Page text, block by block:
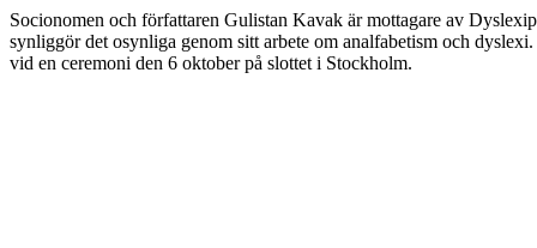
Socionomen och författaren Gulistan Kavak är mottagare av
synliggör det osynliga genom sitt arbete om analfabetism och
vid en ceremoni den 6 oktober på slottet i Stockholm.